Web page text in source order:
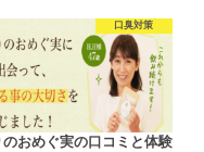
口臭対策
のおめぐ実の口コミと体験